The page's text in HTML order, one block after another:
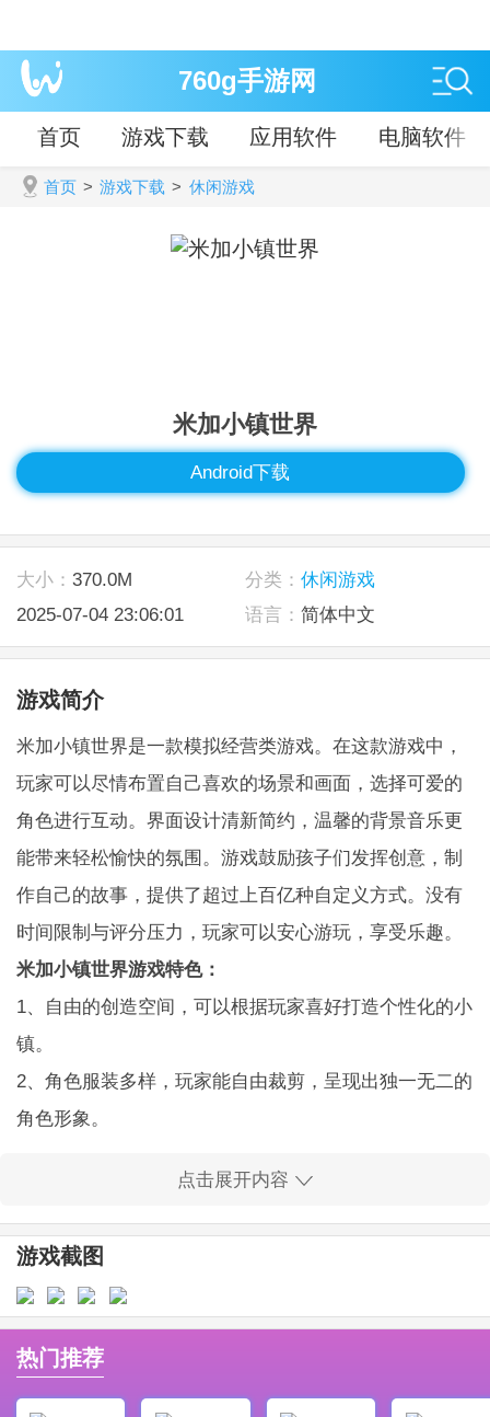
760g手游网
首页 游戏下载 应用软件 电脑软件
首页 > 游戏下载 > 休闲游戏
米加小镇世界
Android下载
大小： 370.0M 分类： 休闲游戏
2025-07-04 23:06:01
语言： 简体中文
游戏简介
米加小镇世界是一款模拟经营类游戏。在这款游戏中，
玩家可以尽情布置自己喜欢的场景和画面，选择可爱的
角色进行互动。界面设计清新简约，温馨的背景音乐更
能带来轻松愉快的氛围。游戏鼓励孩子们发挥创意，制
作自己的故事，提供了超过上百亿种自定义方式。没有
时间限制与评分压力，玩家可以安心游玩，享受乐趣。
米加小镇世界游戏特色：
1、自由的创造空间，可以根据玩家喜好打造个性化的小
镇。
2、角色服装多样，玩家能自由裁剪，呈现出独一无二的
角色形象。
4、所有内容完全免费，无需支付额外费用就可以畅快体
验。
5、空间设计精美，仿佛置身于真正的小镇，吸引玩家沉
浸中。
6、支持触控操作，简单直观，方便各个年龄层次的用户
点击展开内容
游戏截图
热门推荐